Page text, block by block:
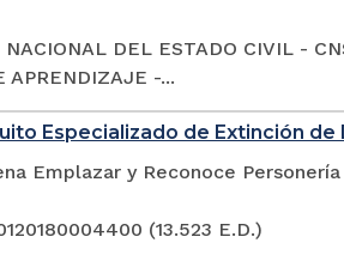
NACIONAL DEL ESTADO CIVIL -
APRENDIZAJE -...
Especializado de Extinción de
Emplazar y Reconoce
(13.523 E.D.)